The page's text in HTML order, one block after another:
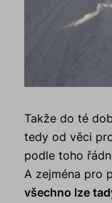
Takže do té
tedy od věci
podle toho
A zejména pro
všechno lze